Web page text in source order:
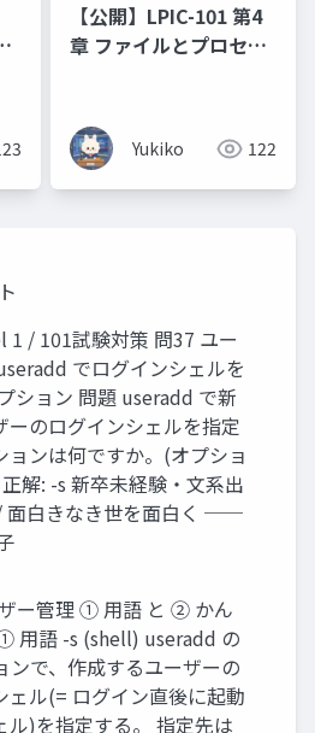
【公開】LPIC-101 第4
章 ファイルとプロセス
Yukiko 122
1 / 101試験対策 問37 ユー
でログインシェルを
ション 問題 useradd で新
ーのログインシェルを指定
ョンは何ですか。(オプショ
解: -s 新卒未経験・文系出
面白きなき世を面白く ──
ー管理 ① 用語 と ② かん
用語 -s (shell) useradd の
ンで、作成するユーザーの
ェル(= ログイン直後に起動
ル)を指定する。 指定先は